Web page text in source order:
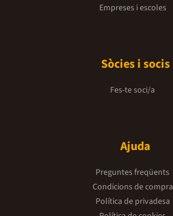
Empreses i escoles
Sòcies i socis
Fes-te soci/a
Ajuda
Preguntes freqüents
Condicions de compra
Política de privadesa